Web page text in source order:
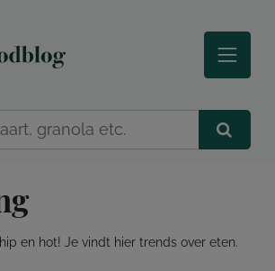
en hot! Je vindt hier trends over eten.